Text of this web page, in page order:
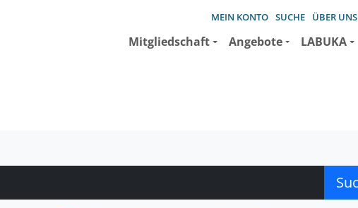
MEIN KONTO SUCHE ÜBER UNS
Mitgliedschaft Angebote LABUKA